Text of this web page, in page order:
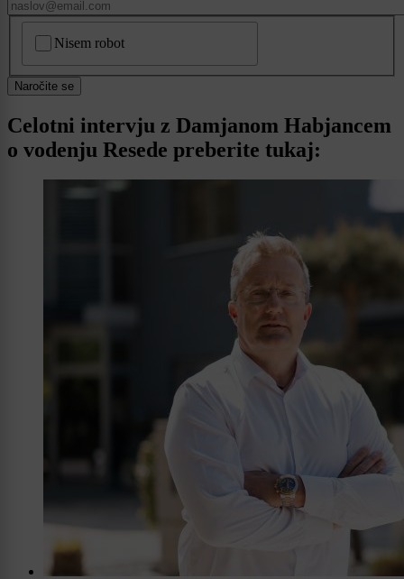
Nisem robot
Naročite se
Celotni intervju z Damjanom Habjancem
o vodenju Resede preberite tukaj: